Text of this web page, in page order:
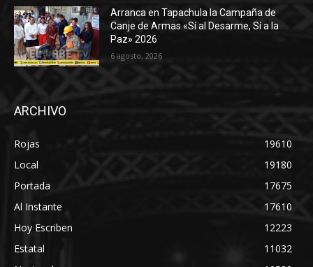
Arranca en Tapachula la Campaña de
Canje de Armas «Sí al Desarme, Sí a la
Paz» 2026
6 agosto, 2026
ARCHIVO
Rojas
19610
Local
19180
Portada
17675
Al Instante
17610
Hoy Escriben
12223
Estatal
11032